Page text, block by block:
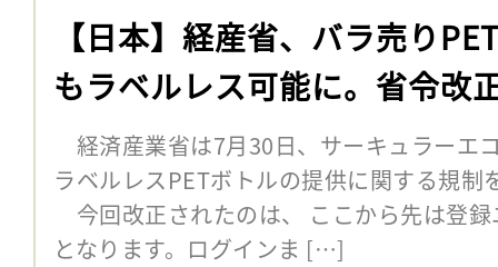
【日本】経産省、バラ売り
もラベルレス可能に。省令改
経済産業省は7月30日、サーキュラーエ
ラベルレスPETボトルの提供に関する規制
今回改正されたのは、 ここから先は登
となります。ログインま […]